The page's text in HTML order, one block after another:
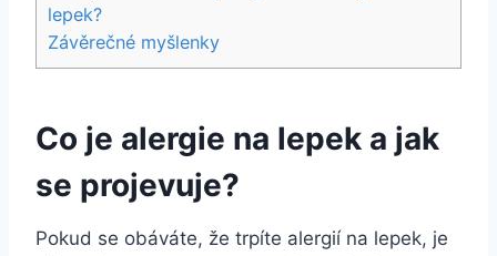
lepek?
Závěrečné myšlenky
Co je alergie na lepek a jak
se ​projevuje?
Pokud⁢ se obáváte, že⁣ trpíte⁣ alergií na lepek, je